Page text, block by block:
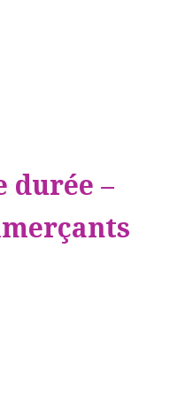
durée –